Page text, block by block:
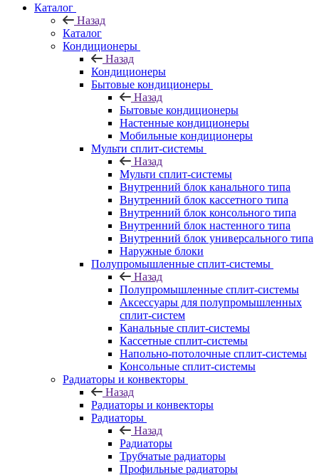
Каталог
Назад
Каталог
Кондиционеры
Назад
Кондиционеры
Бытовые кондиционеры
Назад
Бытовые кондиционеры
Настенные кондиционеры
Мобильные кондиционеры
Мульти сплит-системы
Назад
Мульти сплит-системы
Внутренний блок канального типа
Внутренний блок кассетного типа
Внутренний блок консольного типа
Внутренний блок настенного типа
Внутренний блок универсального типа
Наружные блоки
Полупромышленные сплит-системы
Назад
Полупромышленные сплит-системы
Аксессуары для полупромышленных
сплит-систем
Канальные сплит-системы
Кассетные сплит-системы
Напольно-потолочные сплит-системы
Консольные сплит-системы
Радиаторы и конвекторы
Назад
Радиаторы и конвекторы
Радиаторы
Назад
Радиаторы
Трубчатые радиаторы
Профильные радиаторы